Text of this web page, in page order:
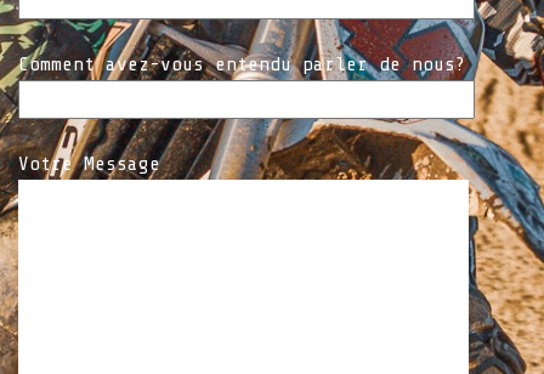
Comment avez-vous entendu parler de nous?
Votre Message